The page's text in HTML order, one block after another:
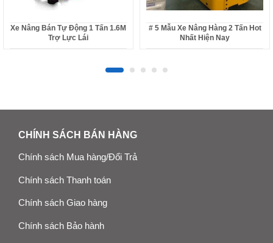
Xe Nâng Bán Tự Động 1 Tấn 1.6M
Trợ Lực Lái
# 5 Mẫu Xe Nâng Hàng 2 Tấn Hot
Nhất Hiện Nay
CHÍNH SÁCH BÁN HÀNG
Chính sách Mua hàng/Đổi Trả
Chính sách Thanh toán
Chính sách Giao hàng
Chính sách Bảo hành